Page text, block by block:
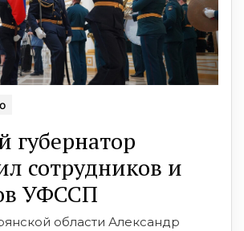
губернатор
сотрудников и
УФССП
области Александр